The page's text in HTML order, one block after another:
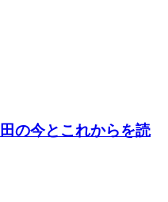
の今とこれからを読